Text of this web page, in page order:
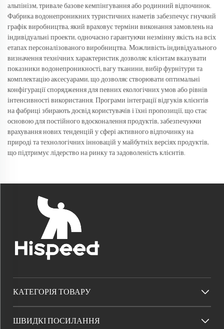
альпінізм, тривале базове кемпінгування або родинний відпочинок.
Фабрика водонепроникних туристичних наметів забезпечує гнучкий
графік виробництва, який враховує терміни виконання замовлень на
індивідуальні проекти, одночасно гарантуючи незмінну якість на всіх
етапах персоналізованого виробництва. Можливість індивідуального
визначення технічних характеристик дозволяє клієнтам вказувати
показники водонепроникності, вагу тканини, вибір фурнітури та
комплектацію аксесуарами, що дозволяє створювати оптимальні
конфігурації спорядження для певних екологічних умов або рівнів
інтенсивності використання. Програми інтеграції відгуків клієнтів
на фабриці збирають досвід користувачів і їхні пропозиції, що стає
основою для постійного вдосконалення продуктів, забезпечуючи
врахування нових тенденцій у сфері активного відпочинку на
природі та технологічних інновацій у майбутніх версіях продуктів,
що підтримує лідерство на ринку та задоволеність клієнтів.
КАТЕГОРІЯ ТОВАРУ
ШВИДКІ ПОСИЛАННЯ